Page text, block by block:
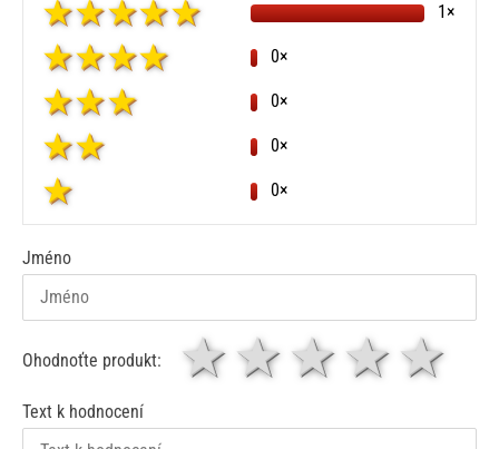
1×
0×
0×
0×
0×
Jméno
Ohodnoťte produkt: 4
3
2 hvězdy
1 hvězda
Text k hodnocení